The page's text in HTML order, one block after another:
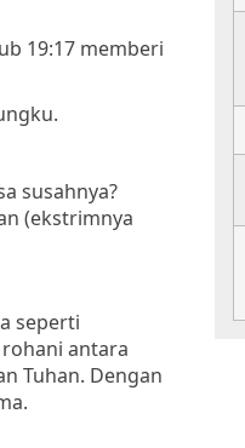
19:17 memberi
susahnya?
(ekstrimnya
seperti
antara
Tuhan. Dengan